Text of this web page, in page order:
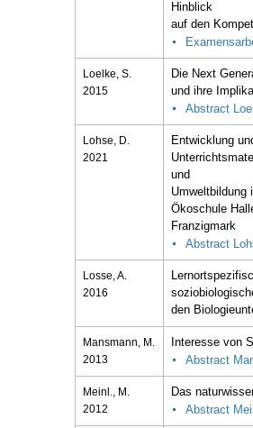
Hinblick
auf den
Loelke, S.
2015
Die Next
und ihre
Abstract
Lohse, D.
2021
Entwicklung
und
Umweltbildung
Ökoschule
Franzigmark
Abstract
Losse, A.
2016
den
Mansmann, M.
2013
Interesse von
Abstract
Meinl., M.
2012
Das
Abstract